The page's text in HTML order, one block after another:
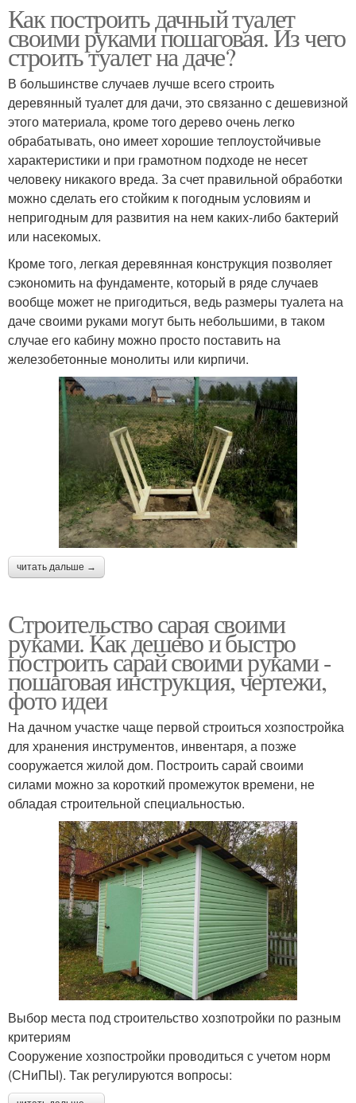
Как построить дачный туалет
своими руками пошаговая. Из чего
строить туалет на даче?
В большинстве случаев лучше всего строить
деревянный туалет для дачи, это связанно с дешевизной
этого материала, кроме того дерево очень легко
обрабатывать, оно имеет хорошие теплоустойчивые
характеристики и при грамотном подходе не несет
человеку никакого вреда. За счет правильной обработки
можно сделать его стойким к погодным условиям и
непригодным для развития на нем каких-либо бактерий
или насекомых.
Кроме того, легкая деревянная конструкция позволяет
сэкономить на фундаменте, который в ряде случаев
вообще может не пригодиться, ведь размеры туалета на
даче своими руками могут быть небольшими, в таком
случае его кабину можно просто поставить на
железобетонные монолиты или кирпичи.
читать дальше →
Строительство сарая своими
руками. Как дешево и быстро
построить сарай своими руками -
пошаговая инструкция, чертежи,
фото идеи
На дачном участке чаще первой строиться хозпостройка
для хранения инструментов, инвентаря, а позже
сооружается жилой дом. Построить сарай своими
силами можно за короткий промежуток времени, не
обладая строительной специальностью.
Выбор места под строительство хозпотройки по разным
критериям
Сооружение хозпостройки проводиться с учетом норм
(СНиПЫ). Так регулируются вопросы: